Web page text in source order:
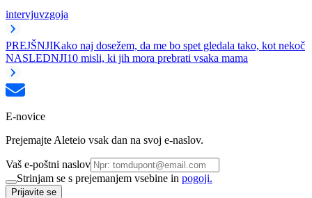
intervjuvzgoja
PREJŠNJIKako naj dosežem, da me bo spet gledala tako, kot nekoč
NASLEDNJI10 misli, ki jih mora prebrati vsaka mama
E-novice
Prejemajte Aleteio vsak dan na svoj e-naslov.
Vaš e-poštni naslov
Strinjam se s prejemanjem vsebine in pogoji.
Prijavite se